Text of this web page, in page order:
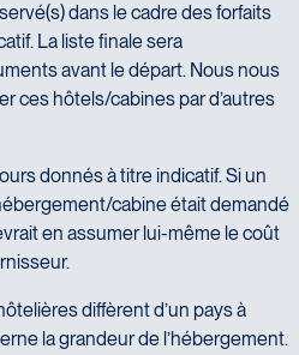
dans le cadre des forfaits
La liste finale sera
avant le départ. Nous nous
ces hôtels/cabines par d’autres
donnés à titre indicatif. Si un
cabine était demandé
en assumer lui-même le coût
diffèrent d’un pays à
la grandeur de l’hébergement.